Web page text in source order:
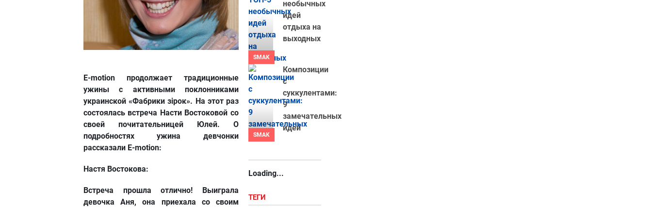
E-motion продолжает традиционные
ужины с активными поклонниками
украинской «Фабрики зірок». На этот раз
состоялась встреча Насти Востоковой со
своей почитательницей Юлей. О
подробностях ужина девчонки
рассказали E-motion:
Настя Востокова:
Встреча прошла отлично! Выиграла
девочка Аня, она приехала со своим
SMAK
необычных
идей
отдыха на
выходных
SMAK
Композиции
с
суккулентами:
9
замечательных
идей
Loading...
ТЕГИ